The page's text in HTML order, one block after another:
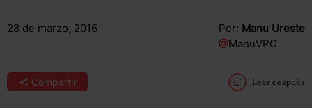
28 de marzo, 2016 Por: Manu Ureste
@ManuVPC
Compartir Leer después